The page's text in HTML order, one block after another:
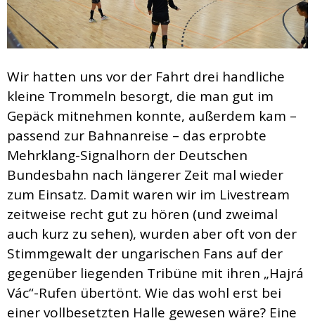
Wir hatten uns vor der Fahrt drei handliche
kleine Trommeln besorgt, die man gut im
Gepäck mitnehmen konnte, außerdem kam –
passend zur Bahnanreise – das erprobte
Mehrklang-Signalhorn der Deutschen
Bundesbahn nach längerer Zeit mal wieder
zum Einsatz. Damit waren wir im Livestream
zeitweise recht gut zu hören (und zweimal
auch kurz zu sehen), wurden aber oft von der
Stimmgewalt der ungarischen Fans auf der
gegenüber liegenden Tribüne mit ihren „Hajrá
Vác“-Rufen übertönt. Wie das wohl erst bei
einer vollbesetzten Halle gewesen wäre? Eine